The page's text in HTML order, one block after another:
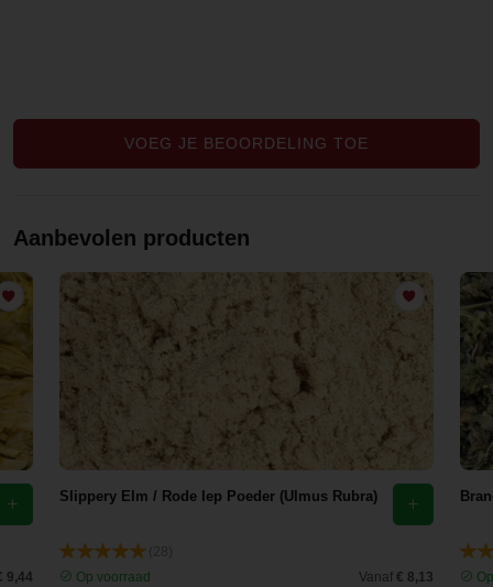
VOEG JE BEOORDELING TOE
Aanbevolen producten
9,44
Slippery Elm / Rode Iep Poeder (Ulmus Rubra)
Op voorraad
Vanaf € 8,13